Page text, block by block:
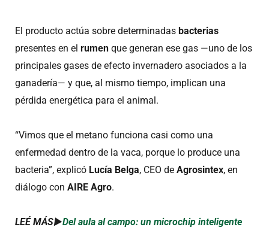
El producto actúa sobre determinadas bacterias
presentes en el rumen que generan ese gas —uno de los
principales gases de efecto invernadero asociados a la
ganadería— y que, al mismo tiempo, implican una
pérdida energética para el animal.
“Vimos que el metano funciona casi como una
enfermedad dentro de la vaca, porque lo produce una
bacteria”, explicó Lucía Belga, CEO de Agrosintex, en
diálogo con AIRE Agro.
LEÉ MÁS►Del aula al campo: un microchip inteligente